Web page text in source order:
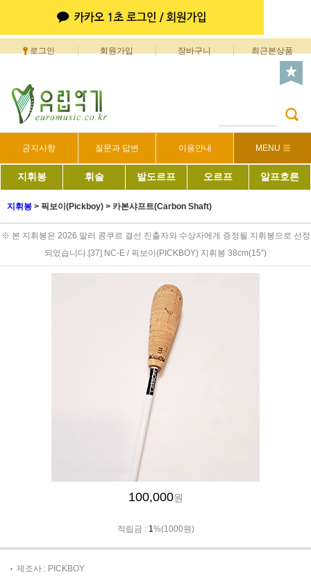
로그인 회원가입 장바구니 최근본상품
공지사항 질문과 답변 이용안내 MENU
지휘봉 휘슬 발도르프 오르프 알프호른
지휘봉 > 픽보이(Pickboy) > 카본샤프트(Carbon Shaft)
※ 본 지휘봉은 2026 말러 콩쿠르 결선 진출자와 수상자에게 증정될 지휘봉으로 선정
되었습니다.[37] NC-E / 픽보이(PICKBOY) 지휘봉 38cm(15")
100,000원
적립금 : 1%(1000원)
제조사 : PICKBOY